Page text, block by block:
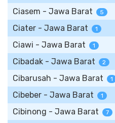
Ciasem - Jawa Barat 5
Ciater - Jawa Barat 1
Ciawi - Jawa Barat 1
Cibadak - Jawa Barat 2
Cibarusah - Jawa Barat 1
Cibeber - Jawa Barat 1
Cibinong - Jawa Barat 7